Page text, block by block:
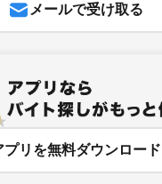
メールで受け取る
プリを無料ダウンロード